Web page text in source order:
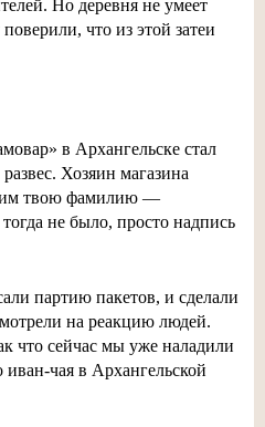
Но деревня не умеет
что из этой затеи
в Архангельске стал
Хозяин магазина
твою фамилию —
не было, просто надпись
партию пакетов, и сделали
на реакцию людей.
что сейчас мы уже наладили
иван-чая в Архангельской